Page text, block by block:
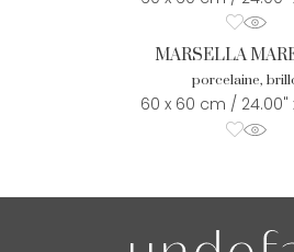
MARSELLA
porcelaine,
60 x 60 cm / 24.00"